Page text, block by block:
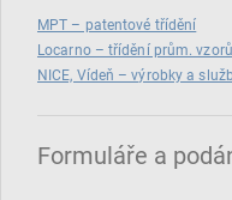
MPT – patentové třídění
Locarno – třídění prům. vzorů
NICE, Vídeň – výrobky a
Formuláře a